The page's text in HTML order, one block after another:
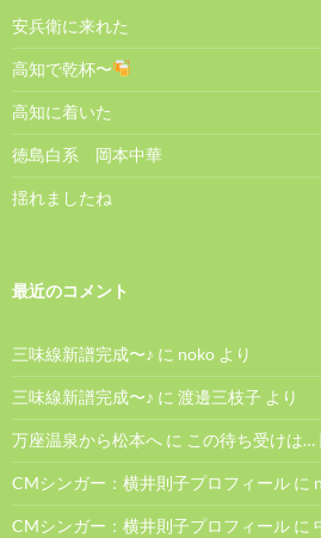
安兵衛に来れた
高知で乾杯〜
高知に着いた
徳島白系 岡本中華
揺れましたね
最近のコメント
三味線新譜完成〜♪ に noko より
三味線新譜完成〜♪ に 渡邊三枝子 より
万座温泉から松本へ に この待ち受けは…
CMシンガー：横井則子プロフィール に
CMシンガー：横井則子プロフィール に